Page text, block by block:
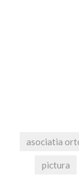
asociatia
pictura